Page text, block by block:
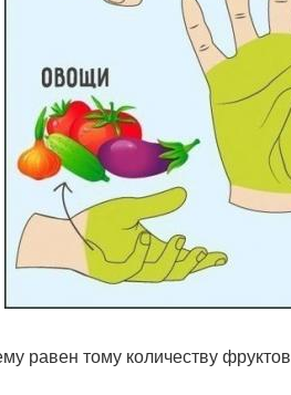
равен тому количеству